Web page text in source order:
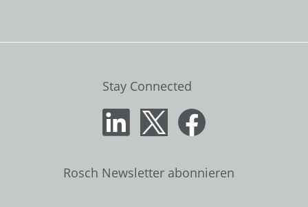
Stay Connected
Rosch Newsletter abonnieren